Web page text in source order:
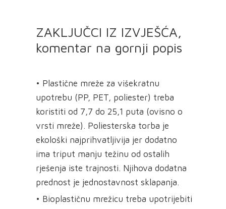
ZAKLJUČCI IZ IZVJEŠĆA,
komentar na gornji popis
• Plastične mreže za višekratnu
upotrebu (PP, PET, poliester) treba
koristiti od 7,7 do 25,1 puta (ovisno o
vrsti mreže). Poliesterska torba je
ekološki najprihvatljivija jer dodatno
ima triput manju težinu od ostalih
rješenja iste trajnosti. Njihova dodatna
prednost je jednostavnost sklapanja.
• Bioplastičnu mrežicu treba upotrijebiti